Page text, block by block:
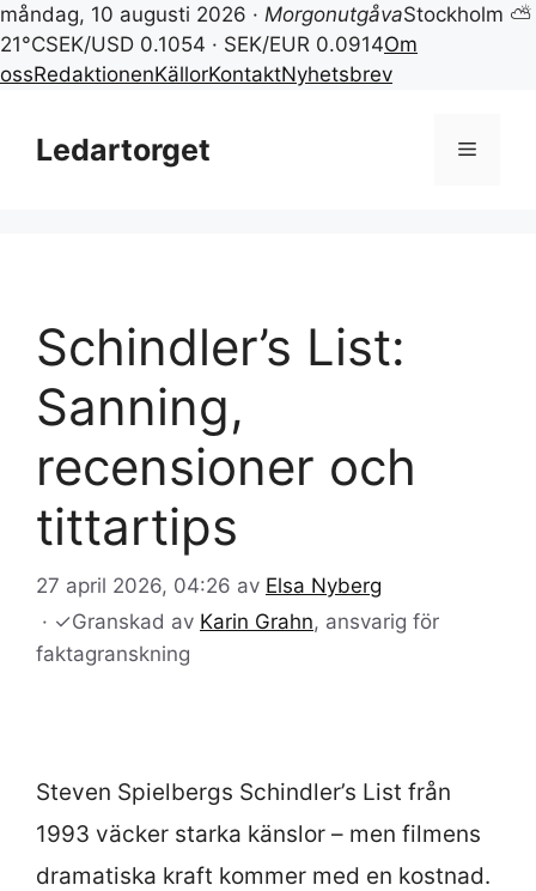
måndag, 10 augusti 2026 · MorgonutgåvaStockholm ⛅
21°CSEK/USD 0.1054 · SEK/EUR 0.0914Om
ossRedaktionenKällorKontaktNyhetsbrev
innehållLedartorget Meny
Schindler’s List:
Sanning,
recensioner och
tittartips
27 april 2026, 04:26 av Elsa Nyberg
· ✓Granskad av Karin Grahn, ansvarig för
faktagranskning
Steven Spielbergs Schindler’s List från
1993 väcker starka känslor – men filmens
dramatiska kraft kommer med en kostnad.